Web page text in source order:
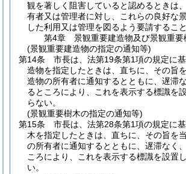
観を著しく阻害していると認めるときは
有者又は管理者に対し、これらの良好な
した利用又は管理を図るよう要請するこ
第4章
景観重要建造物及び景観重要
(景観重要建造物の指定の通知等)
第14条
市長は、法第19条第1項の規定に
造物を指定したときは、直ちに、その旨
造物の所有者に通知するとともに、遅滞
るところにより、これを表示する標識を
らない。
(景観重要樹木の指定の通知等)
第15条
市長は、法第28条第1項の規定に
木を指定したときは、直ちに、その旨を
の所有者に通知するとともに、遅滞なく
ころにより、これを表示する標識を設置
い。